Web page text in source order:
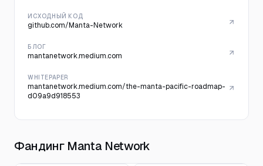
ИСХОДНЫЙ КОД
github.com/Manta-Network
БЛОГ
mantanetwork.medium.com
WHITEPAPER
mantanetwork.medium.com/the-manta-pacific-roadmap-
d09a9d918553
Фандинг Manta Network